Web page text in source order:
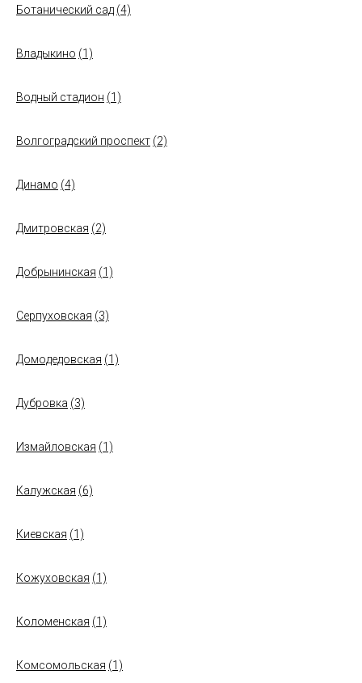
Ботанический сад (4)
Владыкино (1)
Водный стадион (1)
Волгоградский проспект (2)
Динамо (4)
Дмитровская (2)
Добрынинская (1)
Серпуховская (3)
Домодедовская (1)
Дубровка (3)
Измайловская (1)
Калужская (6)
Киевская (1)
Кожуховская (1)
Коломенская (1)
Комсомольская (1)